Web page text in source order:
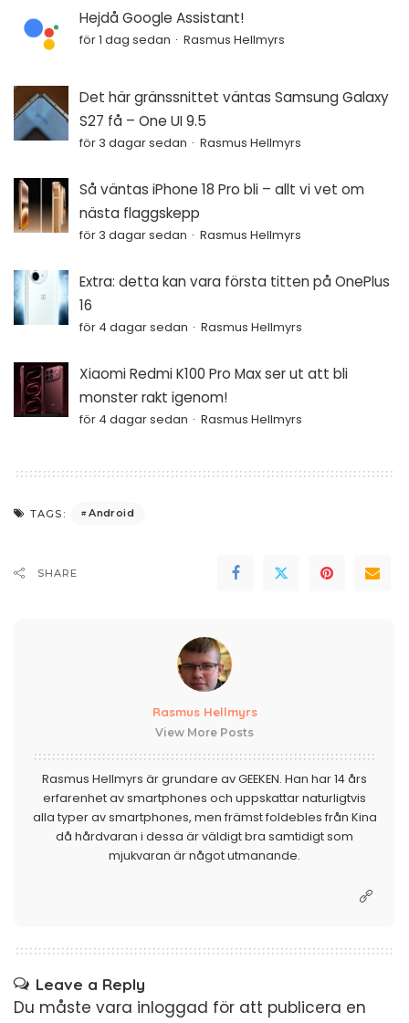
Hejdå Google Assistant!
för 1 dag sedan Rasmus Hellmyrs
Det här gränssnittet väntas Samsung Galaxy
S27 få – One UI 9.5
för 3 dagar sedan Rasmus Hellmyrs
Så väntas iPhone 18 Pro bli – allt vi vet om
nästa flaggskepp
för 3 dagar sedan Rasmus Hellmyrs
Extra: detta kan vara första titten på OnePlus
16
för 4 dagar sedan Rasmus Hellmyrs
Xiaomi Redmi K100 Pro Max ser ut att bli
monster rakt igenom!
för 4 dagar sedan Rasmus Hellmyrs
TAGS: Android
SHARE
Rasmus Hellmyrs
View More Posts
Rasmus Hellmyrs är grundare av GEEKEN. Han har 14 års
erfarenhet av smartphones och uppskattar naturligtvis
alla typer av smartphones, men främst foldebles från Kina
då hårdvaran i dessa är väldigt bra samtidigt som
mjukvaran är något utmanande.
Leave a Reply
Du måste vara inloggad för att publicera en